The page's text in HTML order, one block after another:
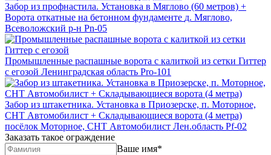
Забор из профнастила. Установка в Мяглово (60 метров) +
Ворота откатные на бетонном фундаменте д. Мяглово,
Всеволожский р-н Pn-05
Промышленные распашные ворота с калиткой из сетки Гиттер
с егозой Ленинградская область Pro-101
Забор из штакетника. Установка в Приозерске, п. Моторное,
СНТ Автомобилист + Складывающиеся ворота (4 метра)
посёлок Моторное, СНТ Автомобилист Лен.область Pf-02
Заказать такое ограждение
Ваше имя*